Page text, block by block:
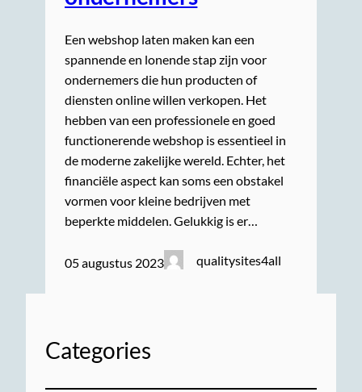
Een webshop laten maken kan een
spannende en lonende stap zijn voor
ondernemers die hun producten of
diensten online willen verkopen. Het
hebben van een professionele en goed
functionerende webshop is essentieel in
de moderne zakelijke wereld. Echter, het
financiële aspect kan soms een obstakel
vormen voor kleine bedrijven met
beperkte middelen. Gelukkig is er…
05 augustus 2023 qualitysites4all
Categories